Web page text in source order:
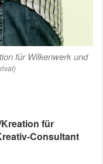
für Wilkenwerk und
für
Consultant